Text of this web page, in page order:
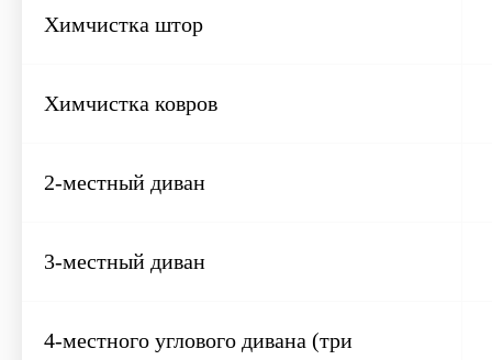
Химчистка штор
Химчистка ковров
2-местный диван
3-местный диван
4-местного углового дивана (три